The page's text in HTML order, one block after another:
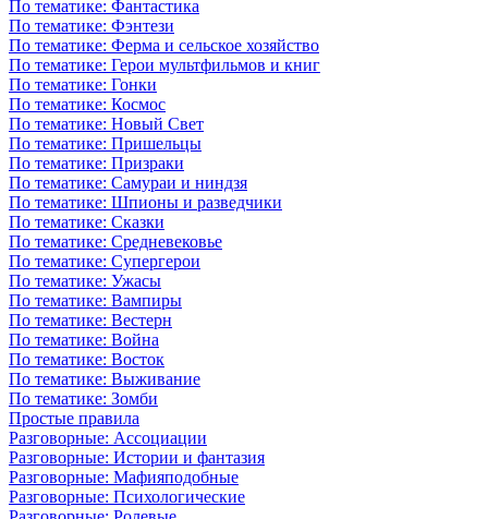
По тематике: Фантастика
По тематике: Фэнтези
По тематике: Ферма и сельское хозяйство
По тематике: Герои мультфильмов и книг
По тематике: Гонки
По тематике: Космос
По тематике: Новый Свет
По тематике: Пришельцы
По тематике: Призраки
По тематике: Самураи и ниндзя
По тематике: Шпионы и разведчики
По тематике: Сказки
По тематике: Средневековье
По тематике: Супергерои
По тематике: Ужасы
По тематике: Вампиры
По тематике: Вестерн
По тематике: Война
По тематике: Восток
По тематике: Выживание
По тематике: Зомби
Простые правила
Разговорные: Ассоциации
Разговорные: Истории и фантазия
Разговорные: Мафияподобные
Разговорные: Психологические